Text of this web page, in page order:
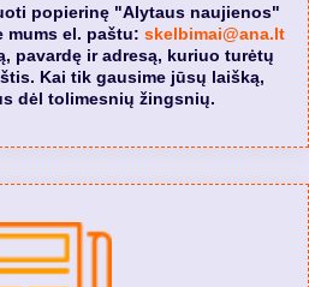
popierinę "Alytaus naujienos"
mums el. paštu: skelbimai@ana.lt
pavardę ir adresą, kuriuo turėtų
Kai tik gausime jūsų laišką,
dėl tolimesnių žingsnių.